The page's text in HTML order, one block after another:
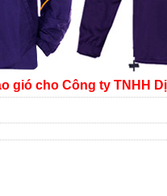
gió cho Công ty TNHH